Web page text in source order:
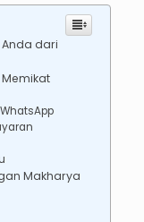
dari
Makharya